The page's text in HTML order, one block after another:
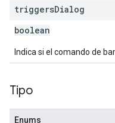
triggersDialog
boolean
Indica si el comando de
Tipo
Enums